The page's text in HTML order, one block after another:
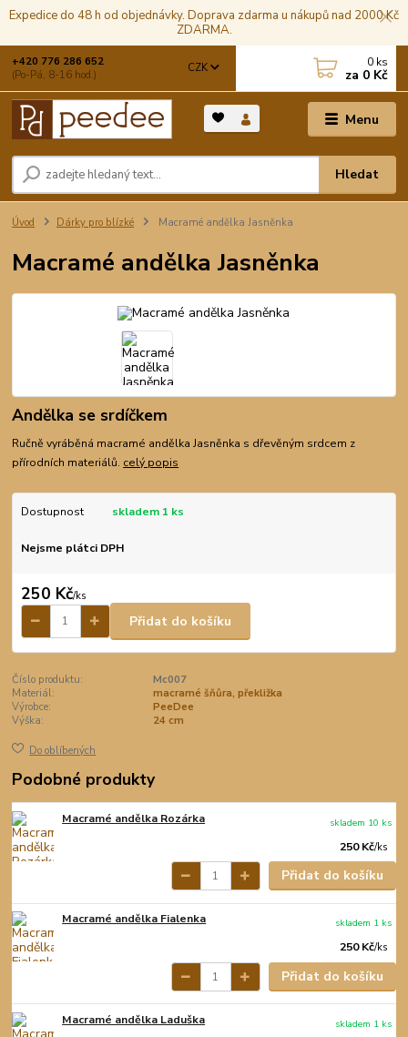
Expedice do 48 h od objednávky. Doprava zdarma u nákupů nad 2000 Kč
ZDARMA.
Menu
CZK
Hledat
+420 776 286 652
(Po-Pá, 8-16 hod.)
0 ks
za 0 Kč
Úvod Dárky pro blízké Macramé andělka Jasněnka
Macramé andělka Jasněnka
Andělka se srdíčkem
Ručně vyráběná macramé andělka Jasněnka s dřevěným srdcem z
přírodních materiálů. celý popis
Dostupnost skladem 1 ks
Nejsme plátci DPH
250 Kč/ks
Přidat do košíku
Číslo produktu:
Mc007
Materiál:
macramé šňůra, překližka
Výrobce:
PeeDee
Výška:
24 cm
Do oblíbených
Podobné produkty
Macramé andělka Rozárka
250 Kč/ks
skladem 10 ks
Přidat do košíku
Macramé andělka Fialenka
250 Kč/ks
skladem 1 ks
Přidat do košíku
Macramé andělka Laduška
skladem 1 ks